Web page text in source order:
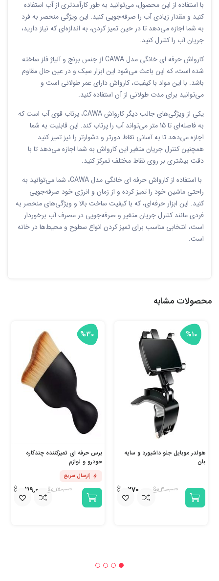
با استفاده از این محصول، می‌توانید به طور کارآمدتری از آب استفاده
کنید و مقدار زیادی آب را صرفه‌جویی کنید. این ویژگی منحصر به فرد
به شما اجازه می‌دهد تا در حین تمیز کردن، به اندازه‌ای که نیاز دارید،
جریان آب را کنترل کنید.
کارواش حرفه ای خانگی مدل CAWA از جنس برنج و آلیاژ فلز ساخته
شده است، که این باعث می‌شود این ابزار سبک و در عین حال مقاوم
باشد. با این مواد با کیفیت، کارواش دارای عمر طولانی است و
می‌توانید برای مدت طولانی از آن استفاده کنید.
یکی از ویژگی‌های جالب دیگر کارواش CAWA، پرتاب قوی آب است که
به فاصله‌ای تا 15 متر می‌تواند آب را پرتاب کند. این قابلیت به شما
اجازه می‌دهد تا به آسانی نقاط دورتر و دشوار‌تر را نیز تمیز کنید
همچنین کنترل جریان متغیر این کارواش به شما اجازه می‌دهد تا با
دقت بیشتری بر روی نقاط مختلف تمرکز کنید.
با استفاده از کارواش حرفه ای خانگی مدل CAWA، شما می‌توانید به
راحتی ماشین خود را تمیز کرده و از زمان و انرژی خود صرفه‌جویی
کنید. این ابزار حرفه‌ای، که با کیفیت ساخت بالا و ویژگی‌های منحصر به
فردی مانند کنترل جریان متغیر و صرفه‌جویی در مصرف آب برخوردار
است، انتخابی مناسب برای تمیز کردن انواع سطوح و محیط‌ها در خانه
است.
محصولات مشابه
%10
هولدر موبایل جلو داشبورد و سایه
بان
300,000
270,000
%30
برس حرفه ای تمیزکننده چندکاره
خودرو و لوازم
ارسال سریع
170,000
119,000